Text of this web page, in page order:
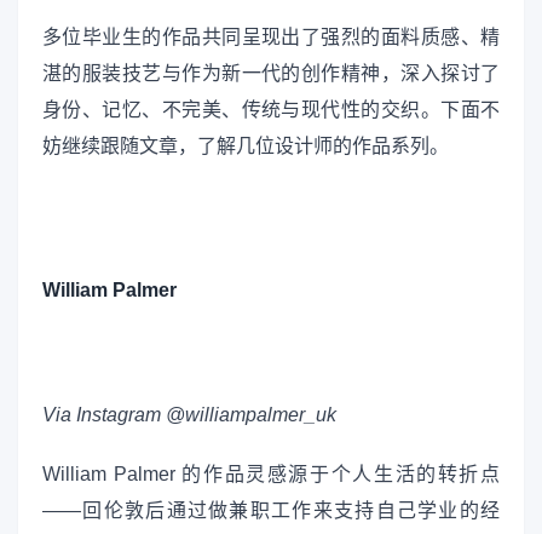
多位毕业生的作品共同呈现出了强烈的面料质感、精
湛的服装技艺与作为新一代的创作精神，深入探讨了
身份、记忆、不完美、传统与现代性的交织。下面不
妨继续跟随文章，了解几位设计师的作品系列。
William Palmer
Via Instagram @williampalmer_uk
William Palmer 的作品灵感源于个人生活的转折点
——回伦敦后通过做兼职工作来支持自己学业的经